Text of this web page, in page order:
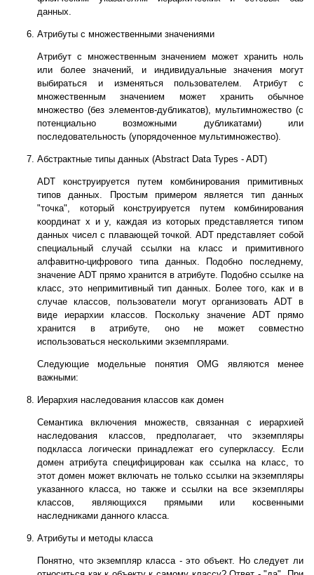
данных.
Атрибуты с множественными значениями
Атрибут с множественным значением может хранить ноль
или более значений, и индивидуальные значения могут
выбираться и изменяться пользователем. Атрибут с
множественным значением может хранить обычное
множество (без элементов-дубликатов), мультимножество (с
потенциально возможными дубликатами) или
последовательность (упорядоченное мультимножество).
Абстрактные типы данных (Abstract Data Types - ADT)
ADT конструируется путем комбинирования примитивных
типов данных. Простым примером является тип данных
"точка", который конструируется путем комбинирования
координат x и y, каждая из которых представляется типом
данных чисел с плавающей точкой. ADT представляет собой
специальный случай ссылки на класс и примитивного
алфавитно-цифрового типа данных. Подобно последнему,
значение ADT прямо хранится в атрибуте. Подобно ссылке на
класс, это непримитивный тип данных. Более того, как и в
случае классов, пользователи могут организовать ADT в
виде иерархии классов. Поскольку значение ADT прямо
хранится в атрибуте, оно не может совместно
использоваться несколькими экземплярами.
Следующие модельные понятия OMG являются менее
важными:
Иерархия наследования классов как домен
Семантика включения множеств, связанная с иерархией
наследования классов, предполагает, что экземпляры
подкласса логически принадлежат его суперклассу. Если
домен атрибута специфицирован как ссылка на класс, то
этот домен может включать не только ссылки на экземпляры
указанного класса, но также и ссылки на все экземпляры
классов, являющихся прямыми или косвенными
наследниками данного класса.
Атрибуты и методы класса
Понятно, что экземпляр класса - это объект. Но следует ли